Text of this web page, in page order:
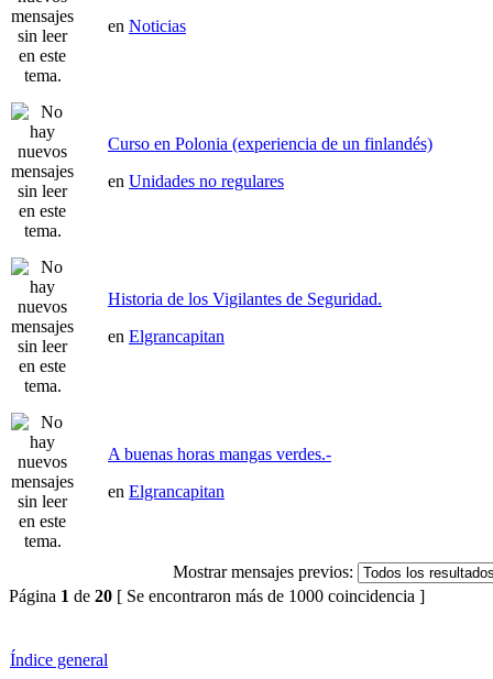
en Noticias
Curso en Polonia (experiencia de un finlandés)
en Unidades no regulares
Historia de los Vigilantes de Seguridad.
en Elgrancapitan
A buenas horas mangas verdes.-
en Elgrancapitan
Mostrar mensajes previos:
Página 1 de 20 [ Se encontraron más de 1000 coincidencia ]
Índice general